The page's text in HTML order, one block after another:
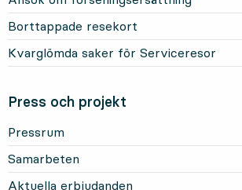
Borttappade resekort
Kvarglömda saker för Serviceresor
Press och projekt
Pressrum
Samarbeten
Aktuella erbjudanden